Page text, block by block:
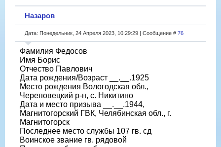
Назаров
Дата: Понедельник, 24 Апреля 2023, 10:29:29 | Сообщение # 76
Фамилия Федосов
Имя Борис
Отчество Павлович
Дата рождения/Возраст __.__.1925
Место рождения Вологодская обл.,
Череповецкий р-н, с. Никитино
Дата и место призыва __.__.1944,
Магнитогорский ГВК, Челябинская обл., г.
Магнитогорск
Последнее место службы 107 гв. сд
Воинское звание гв. рядовой